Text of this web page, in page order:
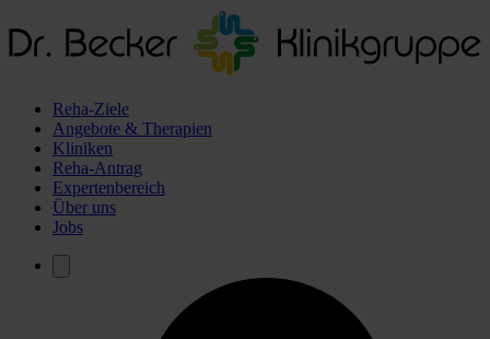
Reha-Ziele
Angebote & Therapien
Kliniken
Reha-Antrag
Expertenbereich
Über uns
Jobs